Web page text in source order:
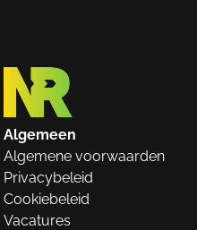
Algemeen
Algemene voorwaarden
Privacybeleid
Cookiebeleid
Vacatures